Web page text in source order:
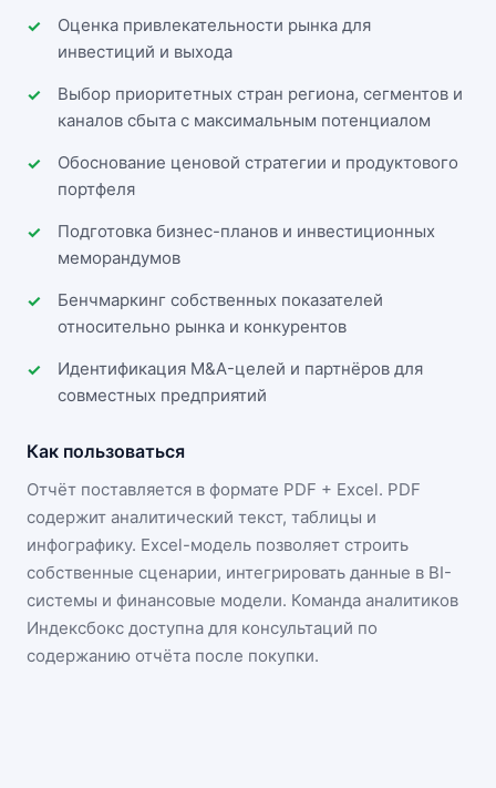
Оценка привлекательности рынка для
инвестиций и выхода
Выбор приоритетных стран региона, сегментов и
каналов сбыта с максимальным потенциалом
Обоснование ценовой стратегии и продуктового
портфеля
Подготовка бизнес-планов и инвестиционных
меморандумов
Бенчмаркинг собственных показателей
относительно рынка и конкурентов
Идентификация M&A-целей и партнёров для
совместных предприятий
Как пользоваться
Отчёт поставляется в формате PDF + Excel. PDF
содержит аналитический текст, таблицы и
инфографику. Excel-модель позволяет строить
собственные сценарии, интегрировать данные в BI-
системы и финансовые модели. Команда аналитиков
Индексбокс доступна для консультаций по
содержанию отчёта после покупки.